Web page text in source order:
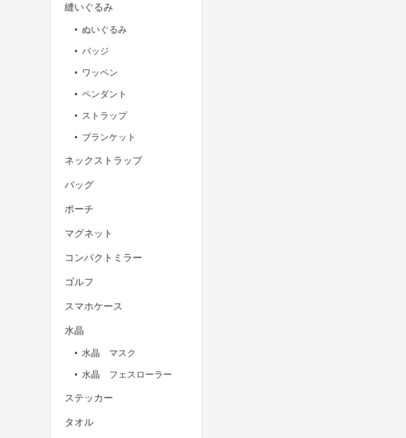
縫いぐるみ
ぬいぐるみ
バッジ
ワッペン
ペンダント
ストラップ
ブランケット
ネックストラップ
バッグ
ポーチ
マグネット
コンパクトミラー
ゴルフ
スマホケース
水晶
水晶 マスク
水晶 フェスローラー
ステッカー
タオル